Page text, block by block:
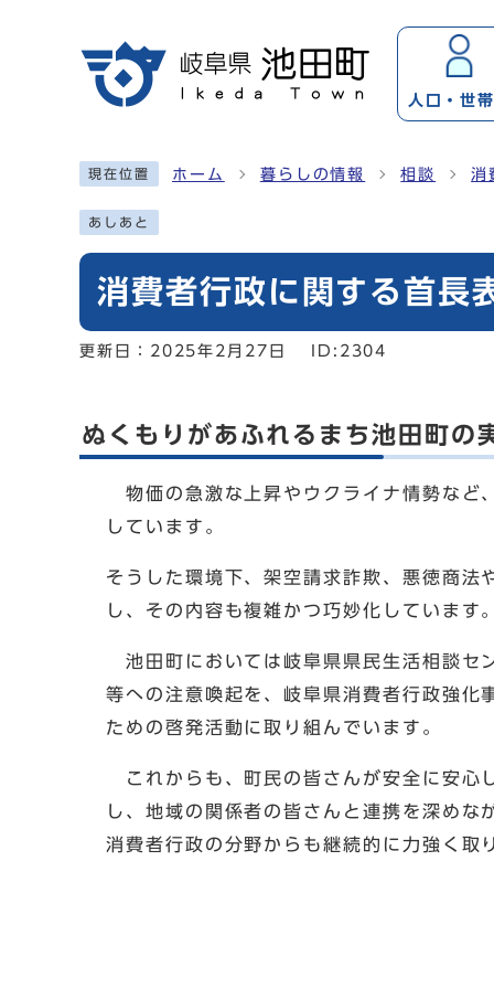
人口・世
ここから本文です
現在位置 ホーム 暮らしの情報 相談 消
あしあと
消費者行政に関する首長
更新日： 2025年2月27日 ID:2304
ぬくもりがあふれるまち池田町の
物価の急激な上昇やウクライナ情勢など
しています。
そうした環境下、架空請求詐欺、悪徳商法
し、その内容も複雑かつ巧妙化していま
池田町においては岐阜県県民生活相談セ
等への注意喚起を、岐阜県消費者行政強化
ための啓発活動に取り組んでいます。
これからも、町民の皆さんが安全に安心
し、地域の関係者の皆さんと連携を深めな
消費者行政の分野からも継続的に力強く取